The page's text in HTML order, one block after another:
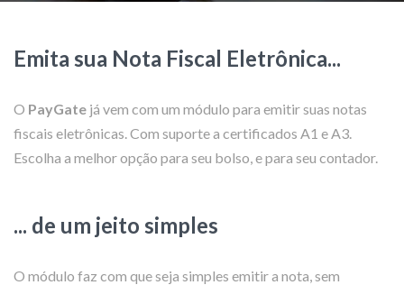
Emita sua Nota Fiscal Eletrônica...
O PayGate já vem com um módulo para emitir suas notas
fiscais eletrônicas. Com suporte a certificados A1 e A3.
Escolha a melhor opção para seu bolso, e para seu contador.
... de um jeito simples
O módulo faz com que seja simples emitir a nota, sem